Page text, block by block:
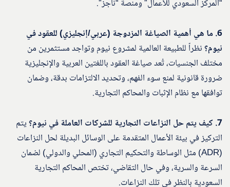
“المركز السعودي للأعمال” ومنصة “ناجز”.
6. ما هي أهمية الصياغة المزدوجة (عربي/إنجليزي) للعقود في
نيوم؟نظراً للطبيعة العالمية لمشروع نيوم وتواجد مستثمرين من
مختلف الجنسيات، تُعد صياغة العقود باللغتين العربية والإنجليزية
ضرورة قانونية لمنع سوء الفهم، وتحديد الالتزامات بدقة، وضمان
توافقها مع نظام الإثبات والمحاكم التجارية.
7. كيف يتم حل النزاعات التجارية للشركات العاملة في نيوم؟
يتم
التركيز في بيئة الأعمال المتقدمة على الوسائل البديلة لحل النزاعات
(ADR) مثل الوساطة والتحكيم التجاري (المحلي والدولي) لضمان
السرعة والسرية، وفي حال التقاضي، تختص المحاكم التجارية
السعودية بالنظر في تلك النزاعات.